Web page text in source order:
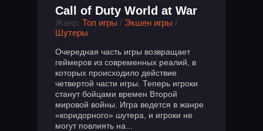
Call of Duty World at War
Жанр: Топ игры / Экшен игры /
Шутеры
Очередная часть игры возвращает
геймеров из современных реалий, в
которых происходило действие
четвертой части игры. Теперь игроки
станут бойцами времен Второй
мировой войны. Игра ведется в жанре
«коридорного» шутера, и игроки не
могут повлиять на...